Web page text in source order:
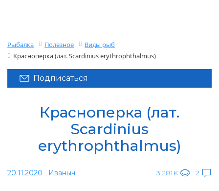
Рыбалка Полезное
Виды рыб
Красноперка (лат. Scardinius erythrophthalmus)
Подписаться
Красноперка (лат.
Scardinius
erythrophthalmus)
20.11.2020 Иваныч 3.281K 2